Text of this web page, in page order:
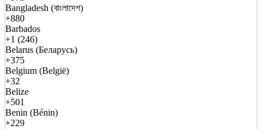
Bangladesh (বাংলাদেশ)
+880
Barbados
+1 (246)
Belarus (Беларусь)
+375
Belgium (België)
+32
Belize
+501
Benin (Bénin)
+229